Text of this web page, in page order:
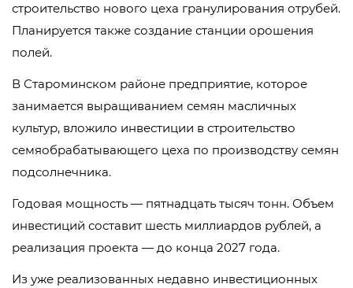
строительство нового цеха гранулирования отрубей.
Планируется также создание станции орошения
полей.
В Староминском районе предприятие, которое
занимается выращиванием семян масличных
культур, вложило инвестиции в строительство
семяобрабатывающего цеха по производству семян
подсолнечника.
Годовая мощность — пятнадцать тысяч тонн. Объем
инвестиций составит шесть миллиардов рублей, а
реализация проекта — до конца 2027 года.
Из уже реализованных недавно инвестиционных